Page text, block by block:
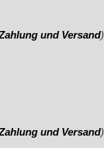
und Versand)
und Versand)